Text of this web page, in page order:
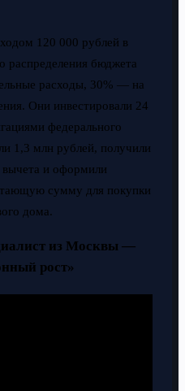
120 000 рублей в
распределения бюджета
расходы, 30% — на
Они инвестировали 24
федерального
1,3 млн рублей, получили
вычета и оформили
сумму для покупки
дома.
из Москвы —
рост»